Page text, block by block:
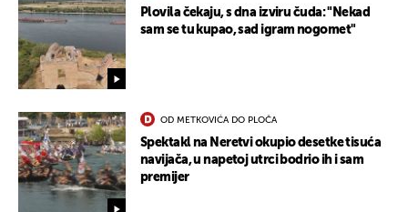
Plovila čekaju, s dna izviru čuda: "Nekad
sam se tu kupao, sad igram nogomet"
OD METKOVIĆA DO PLOČA
Spektakl na Neretvi okupio desetke tisuća
navijača, u napetoj utrci bodrio ih i sam
premijer